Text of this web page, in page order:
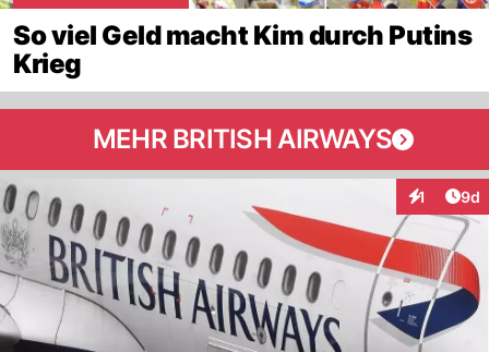
So viel Geld macht Kim durch Putins
Krieg
MEHR BRITISH AIRWAYS
1 9d